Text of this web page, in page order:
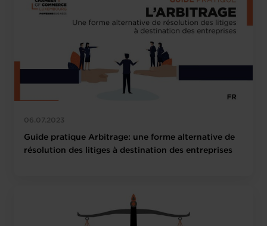
06.07.2023
Guide pratique Arbitrage: une forme alternative de
résolution des litiges à destination des entreprises